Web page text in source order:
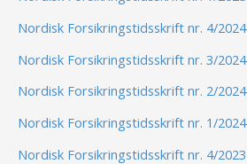
Nordisk Forsikringstidsskrift nr. 4/2024
Nordisk Forsikringstidsskrift nr. 3/2024
Nordisk Forsikringstidsskrift nr. 2/2024
Nordisk Forsikringstidsskrift nr. 1/2024
Nordisk Forsikringstidsskrift nr. 4/2023